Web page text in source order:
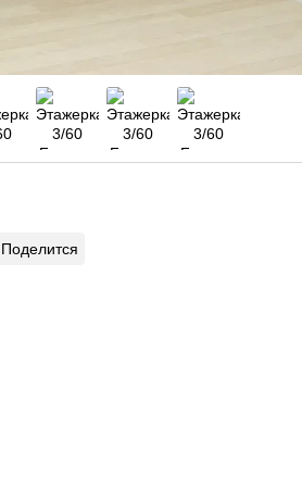
Поделится